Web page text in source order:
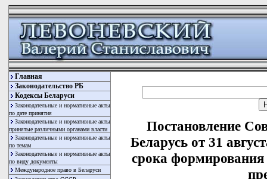
Главная
Законодательство РБ
Кодексы Беларуси
Законодательные и нормативные акты
по дате принятия
Законодательные и нормативные акты
принятые различными органами власти
Законодательные и нормативные акты
по темам
Законодательные и нормативные акты
по виду документы
Международное право в Беларуси
Постановление
Беларусь от 31
срока